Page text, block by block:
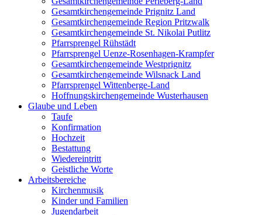
Gesamtkirchengemeinde Prignitz Land
Gesamtkirchengemeinde Region Pritzwalk
Gesamtkirchengemeinde St. Nikolai Putlitz
Pfarrsprengel Rühstädt
Pfarrsprengel Uenze-Rosenhagen-Krampfer
Gesamtkirchengemeinde Westprignitz
Gesamtkirchengemeinde Wilsnack Land
Pfarrsprengel Wittenberge-Land
Hoffnungskirchengemeinde Wusterhausen
Glaube und Leben
Taufe
Konfirmation
Hochzeit
Bestattung
Wiedereintritt
Geistliche Worte
Arbeitsbereiche
Kirchenmusik
Kinder und Familien
Jugendarbeit